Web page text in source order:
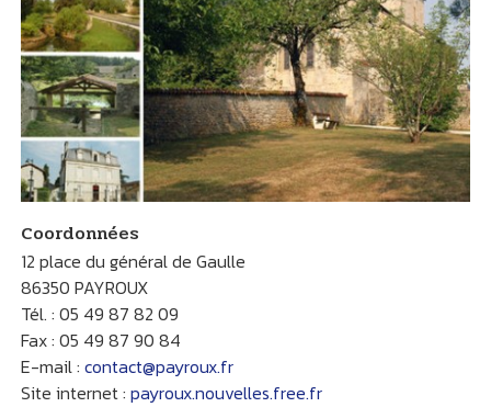
Coordonnées
12 place du général de Gaulle
86350 PAYROUX
Tél. : 05 49 87 82 09
Fax : 05 49 87 90 84
E-mail : contact@payroux.fr
Site internet : payroux.nouvelles.free.fr